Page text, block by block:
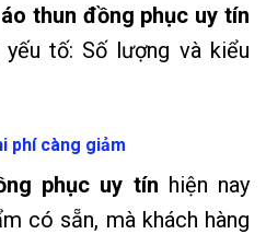
áo thun đồng phục uy tín
tố: Số lượng và kiểu
phí càng giảm
phục uy tín hiện nay
có sẵn, mà khách hàng